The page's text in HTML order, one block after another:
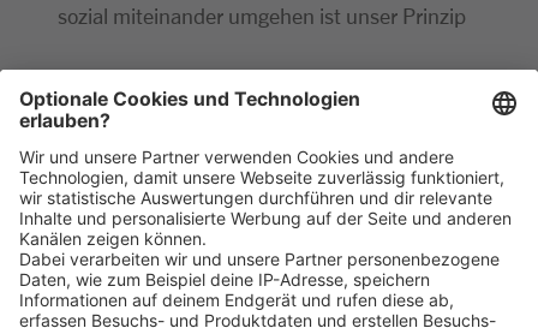
sozial miteinander umgehen ist unser Prinzip
diese ausschließlich digital ein. Im Anschluss an deine
Bewerbung kommen wir zeitnah per E-Mail oder
telefonisch auf dich zu.